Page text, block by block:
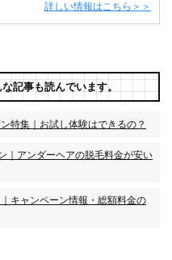
詳しい情報はこちら＞＞
記事も読んでいます。
特集｜お試し体験はできるの？
｜アンダーヘアの脱毛料金が安い
キャンペーン情報・総額料金の